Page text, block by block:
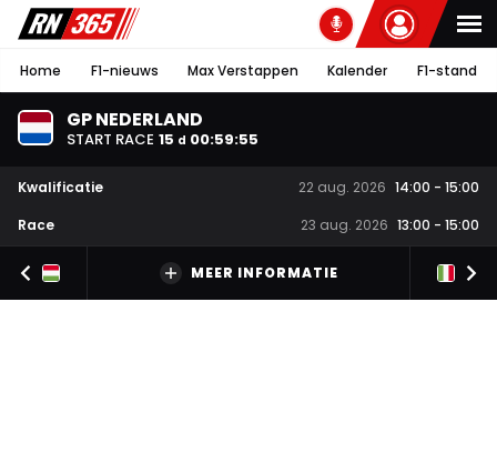
Home F1-nieuws Max Verstappen Kalender F1-stand
GP NEDERLAND
START RACE 15 d 00:59:54
Kwalificatie 22 aug. 2026 14:00 - 15:00
Race
23 aug. 2026 13:00 - 15:00
MEER INFORMATIE